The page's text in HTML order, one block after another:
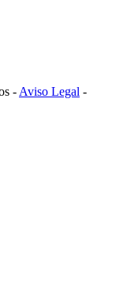
-Aviso Legal -